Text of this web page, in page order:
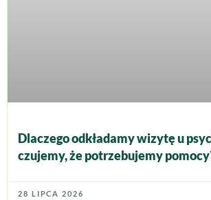
Dlaczego odkładamy wizytę u
czujemy, że potrzebujemy
28 LIPCA 2026